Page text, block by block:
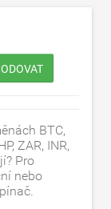
BTC,
ZAR, INR,
Pro
nebo